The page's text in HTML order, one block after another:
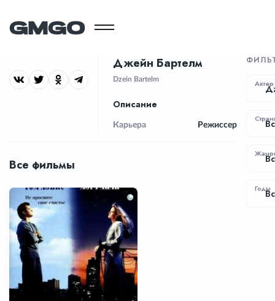
Джейн Бартелм
Dzein Bartelm
Описание
Карьера Режиссер
Все фильмы
Актер
Годы